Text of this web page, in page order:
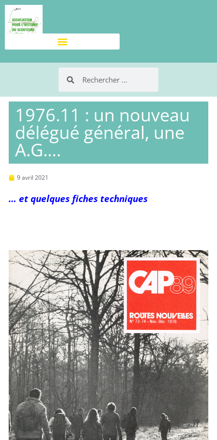
1976.11 : un nouveau
délégué général, une
A.G.…
9 avril 2021
… et quelques fiches techniques